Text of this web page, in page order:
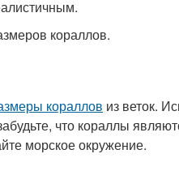
кораллов.
кораллов из веток.
что кораллы
морское окружение.